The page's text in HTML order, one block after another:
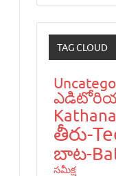
TAG CLOUD
తీరు-
బాట‌-
స‌మీక్ష‌